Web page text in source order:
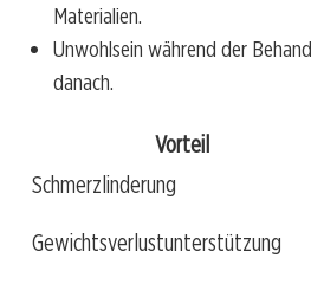
Materialien.
Unwohlsein während der
danach.
Vorteil
Schmerzlinderung
Gewichtsverlustunterstützung